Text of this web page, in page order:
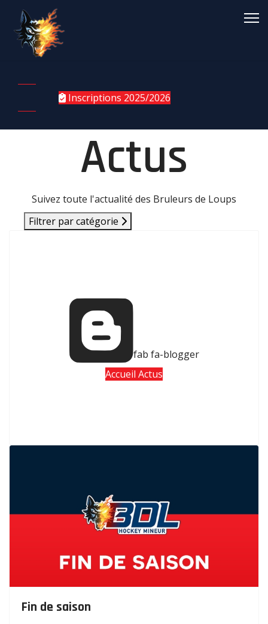
Inscriptions 2025/2026
Actus
Suivez toute l'actualité des Bruleurs de Loups
Filtrer par catégorie
fab fa-blogger
Accueil Actus
Fin de saison